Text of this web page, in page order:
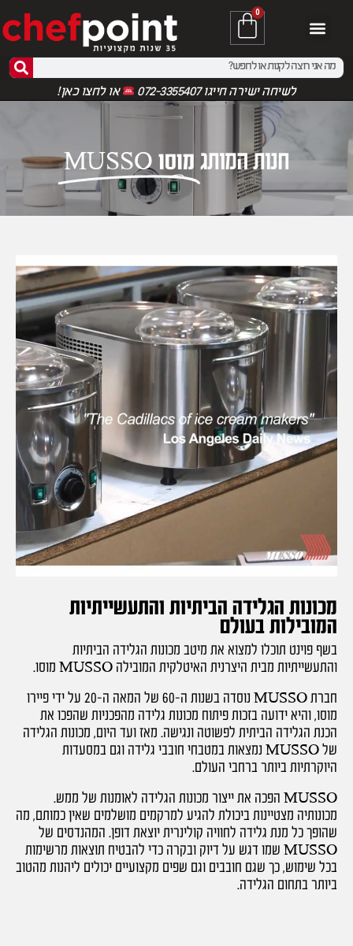
0
לשיחה ישירה חייגו 072-3355407 אולחצו כאן!
חנות המותג מוסו MUSSO
מכונות הגלידה הביתיות והתעשייתיות
המובילות בעולם
בשף פוינט תוכלו למצוא את מיטב מכונות הגלידה הביתיות
והתעשייתיות מבית היצרנית האיטלקית המובילה MUSSO מוסו.
חברת MUSSO נוסדה בשנות ה-60 של המאה ה-20 על ידי פיירו
מוסו, והיא ידועה בזכות פיתוח מכונות גלידה מהפכניות שהפכו את
הכנת הגלידה הביתית לפשוטה ונגישה. מאז ועד היום, מכונות הגלידה
של MUSSO נמצאות במטבחי חובבי גלידה וגם במסעדות
היוקרתיות ביותר ברחבי העולם.
MUSSO הפכה את ייצור מכונות הגלידה לאומנות של ממש.
מכונותיה מצטיינות ביכולת להגיע למרקמים מושלמים שאין כמותם, מה
שהופך כל מנת גלידה לחוויה קולינרית יוצאת דופן. המהנדסים של
MUSSO שמו דגש על דיוק ובקרה כדי להבטיח תוצאות מרשימות
בכל שימוש, כך שגם חובבים וגם שפים מקצועיים יכולים ליהנות מהטוב
ביותר בתחום הגלידה.